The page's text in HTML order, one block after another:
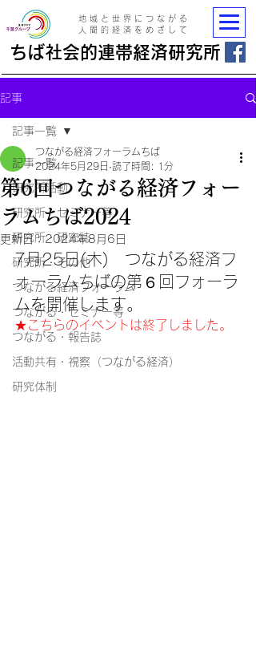
ちば社会的連帯経済研究所
地域と世界につながる
人間的経済をめざして
記事
記事一覧
研究所活動
研究所・セミナー等
研究所・研究誌
研究所・その他
つながる経済フォーラム
つながる・セミナー等
つながる・報告誌
活動共有・視察（つながる経済）
研究体制
記事一覧
第6回つながる経済フォー
ラムちば2024
つながる経済フォーラムちば
2024年5月29日 読了時間: 1分
更新日：2024年8月6日
7月25日(木)　つながる経済フ
ォーラムちばの第６回フォーラ
ムを開催します。
★こちらのイベントは終了しました。